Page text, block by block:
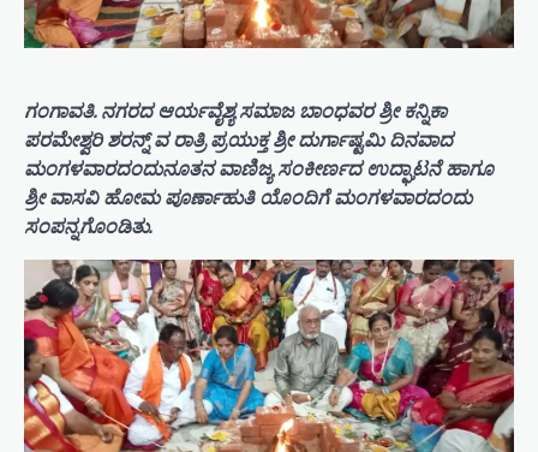
ಗಂಗಾವತಿ. ನಗರದ ಆರ್ಯವೈಶ್ಯ ಸಮಾಜ ಬಾಂಧವರ ಶ್ರೀ ಕನ್ನಿಕಾ
ಪರಮೇಶ್ವರಿ ಶರನ್ನ್ ವ ರಾತ್ರಿ ಪ್ರಯುಕ್ತ ಶ್ರೀ ದುರ್ಗಾಷ್ಟಮಿ ದಿನವಾದ
ಮಂಗಳವಾರದಂದುನೂತನ ವಾಣಿಜ್ಯ ಸಂಕೀರ್ಣದ ಉದ್ಘಾಟನೆ ಹಾಗೂ
ಶ್ರೀ ವಾಸವಿ ಹೋಮ ಪೂರ್ಣಾಹುತಿ ಯೊಂದಿಗೆ ಮಂಗಳವಾರದಂದು
ಸಂಪನ್ನಗೊಂಡಿತು.